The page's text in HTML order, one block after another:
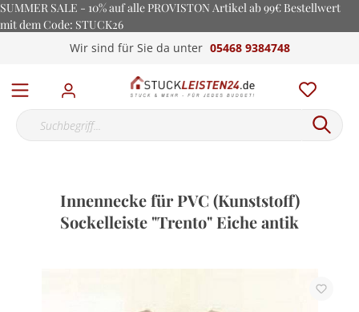
SUMMER SALE - 10% auf alle PROVISTON Artikel ab 99€ Bestellwert
mit dem Code: STUCK26
Wir sind für Sie da unter 05468 9384748
Innennecke für PVC (Kunststoff)
Sockelleiste "Trento" Eiche antik